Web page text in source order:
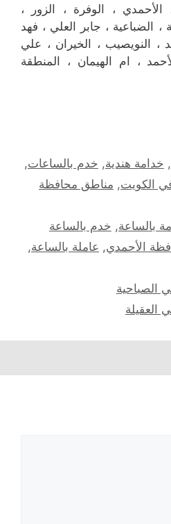
، الوفرة ، الزور ،
، الضباعية ، جابر العلي ، فهد
، النويصيب ، الخيران ، علي
، ام الهيمان ، المنطقة
, خدامة هندية, خدم بالساعات,
الكويت, مناطق محافظة
بالساعة, خدم بالساعة
الأحمدي, عاملة بالساعة,
الصباحية
العقيلة